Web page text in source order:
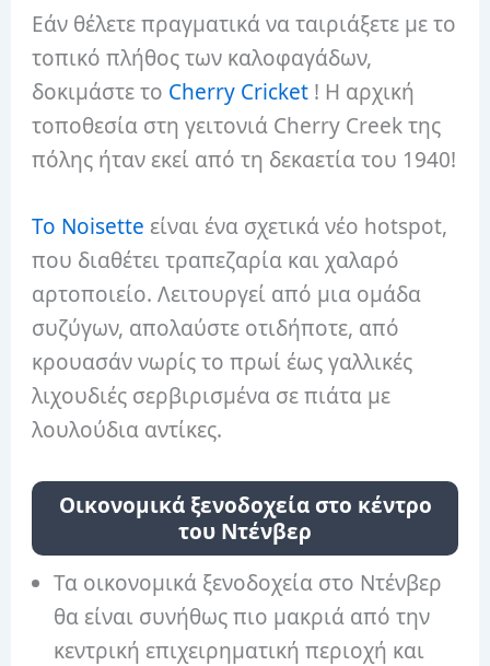
Εάν θέλετε πραγματικά να ταιριάξετε με το
τοπικό πλήθος των καλοφαγάδων,
δοκιμάστε το Cherry Cricket ! Η αρχική
τοποθεσία στη γειτονιά Cherry Creek της
πόλης ήταν εκεί από τη δεκαετία του 1940!
Το Noisette είναι ένα σχετικά νέο hotspot,
που διαθέτει τραπεζαρία και χαλαρό
αρτοποιείο. Λειτουργεί από μια ομάδα
συζύγων, απολαύστε οτιδήποτε, από
κρουασάν νωρίς το πρωί έως γαλλικές
λιχουδιές σερβιρισμένα σε πιάτα με
λουλούδια αντίκες.
Οικονομικά ξενοδοχεία στο κέντρο
του Ντένβερ
Τα οικονομικά ξενοδοχεία στο Ντένβερ
θα είναι συνήθως πιο μακριά από την
κεντρική επιχειρηματική περιοχή και